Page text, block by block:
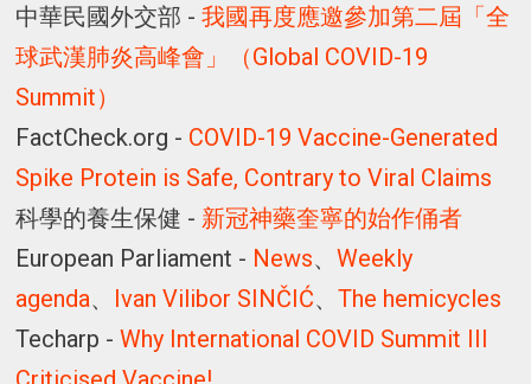
中華民國外交部 -我國再度應邀參加第二屆「全
球武漢肺炎高峰會」（Global COVID-19
Summit）
FactCheck.org - COVID-19 Vaccine-Generated
Spike Protein is Safe, Contrary to Viral Claims
科學的養生保健 - 新冠神藥奎寧的始作俑者
European Parliament - News、Weekly
agenda、 Ivan Vilibor SINČIĆ、The hemicycles
Techarp -Why International COVID Summit III